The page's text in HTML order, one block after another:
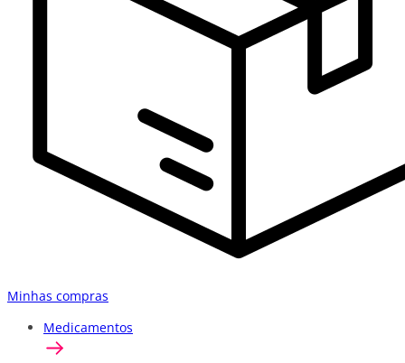
Minhas compras
Medicamentos